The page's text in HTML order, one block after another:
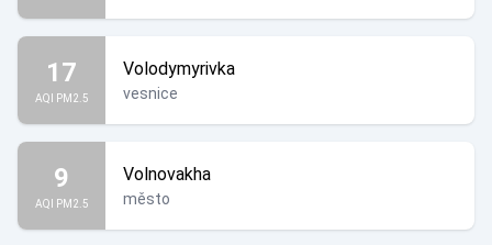
17
AQI PM2.5
Volodymyrivka
vesnice
9
AQI PM2.5
Volnovakha
město